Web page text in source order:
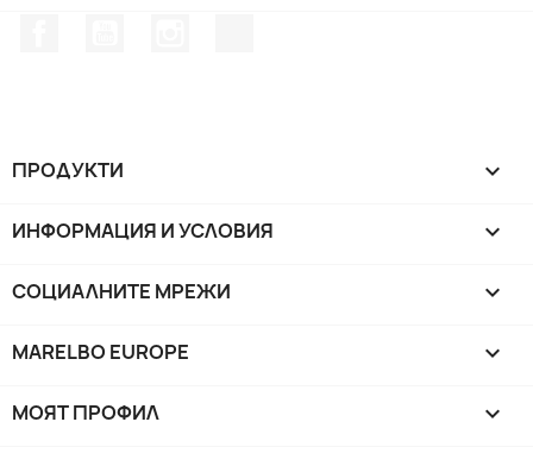
ПРОДУКТИ 
ИНФОРМАЦИЯ И УСЛОВИЯ 
СОЦИАЛНИТЕ МРЕЖИ 
MARELBO EUROPE 
МОЯТ ПРОФИЛ 